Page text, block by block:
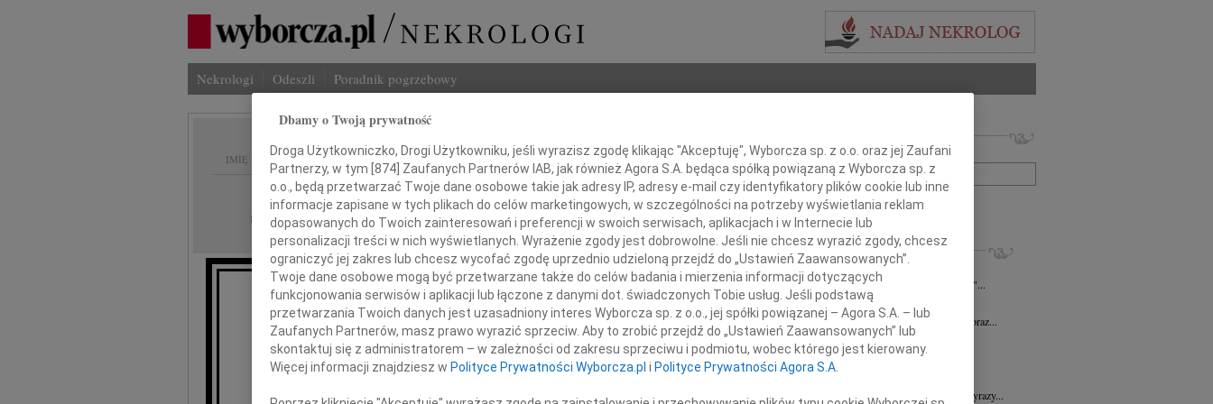
Nekrologi Odeszli Poradnik pogrzebowy
IMIĘ I NAZWISKO:
REGION: Rzeszów
DATA EMISJI: 15.01.2011
Panu
Mirosławowi Karapycie
Imię i nazwisko lub numer ogłoszenia:
+ szukanie zaawansowane
INNE NEKROLOGI
Marcin Piotr Czarnota 17.07.2026
"Nie umiera ten, kto trwa w pamięci żywych"...
03.07.2026Rzeszów
Panu Dyrektorowi Jerzemu Guniewskiemu oraz...
Karol Drozd
17.06.2026
Z ogromnym smutkiem i niedowierzaniem...
12.06.2026
Pani Dr n. med. Mai Ptasiewicz składamy wyrazy...
Dbamy o Twoją prywatność
Droga Użytkowniczko, Drogi Użytkowniku, jeśli wyrazisz zgodę klikając "Akceptuję", Wyborcza sp. z o.o. oraz jej Zaufani
Partnerzy, w tym [874] Zaufanych Partnerów IAB, jak również Agora S.A. będąca spółką powiązaną z Wyborcza sp. z
o.o., będą przetwarzać Twoje dane osobowe takie jak adresy IP, adresy e-mail czy identyfikatory plików cookie lub inne
informacje zapisane w tych plikach do celów marketingowych, w szczególności na potrzeby wyświetlania reklam
dopasowanych do Twoich zainteresowań i preferencji w swoich serwisach, aplikacjach i w Internecie lub
personalizacji treści w nich wyświetlanych. Wyrażenie zgody jest dobrowolne. Jeśli nie chcesz wyrazić zgody, chcesz
ograniczyć jej zakres lub chcesz wycofać zgodę uprzednio udzieloną przejdź do „Ustawień Zaawansowanych”.
Twoje dane osobowe mogą być przetwarzane także do celów badania i mierzenia informacji dotyczących
funkcjonowania serwisów i aplikacji lub łączone z danymi dot. świadczonych Tobie usług. Jeśli podstawą
przetwarzania Twoich danych jest uzasadniony interes Wyborcza sp. z o.o., jej spółki powiązanej – Agora S.A. – lub
Zaufanych Partnerów, masz prawo wyrazić sprzeciw. Aby to zrobić przejdź do „Ustawień Zaawansowanych” lub
skontaktuj się z administratorem – w zależności od zakresu sprzeciwu i podmiotu, wobec którego jest kierowany.
Więcej informacji znajdziesz w Polityce Prywatności Wyborcza.pl i Polityce Prywatności Agora S.A.